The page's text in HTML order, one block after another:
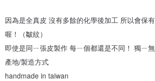
因為是全真皮 沒有多餘的化學後加工 所以會保
喔！（皺紋）
即使是同ㄧ張皮製作 每ㄧ個都還是不同！ 獨ㄧ
產地/製造方式
handmade in taiwan